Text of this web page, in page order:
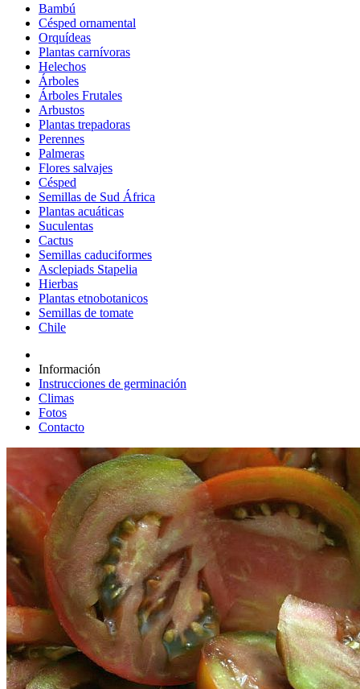
Bambú
Césped ornamental
Orquídeas
Plantas carnívoras
Helechos
Árboles
Árboles Frutales
Arbustos
Plantas trepadoras
Perennes
Palmeras
Flores salvajes
Césped
Semillas de Sud África
Plantas acuáticas
Suculentas
Cactus
Semillas caduciformes
Asclepiads Stapelia
Hierbas
Plantas etnobotanicos
Semillas de tomate
Chile
Información
Instrucciones de germinación
Climas
Fotos
Contacto